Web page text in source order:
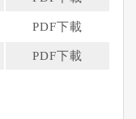
PDF下載
PDF下載